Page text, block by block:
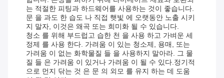
는 적절한 피팅과 하드웨어를 사용하는 것이 좋습니다.
문 을 과도 한 습도 나 직접 햇빛 에 오랫동안 노출 시키
지 말자, 이것은 왜곡 또는 희미화 될 수 있습니다.
청소 를 위해 부드럽고 습한 천 을 사용 하고 가벼운 세
정제 를 사용 한다. 가려움 이 있는 청소제, 용매, 또는
가려움 이 없는 화학물질 들 을 사용하지 말아라. 그 물
질 들 은 가려움 이 있거나 가려움 이 될 수 있다.정기적
으로 먼지 닦는 것 은 문 의 외모 를 유지 하는 데 도움